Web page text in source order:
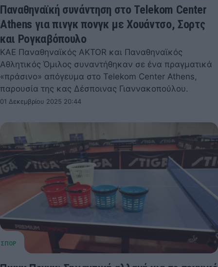
Παναθηναϊκή συνάντηση στο Telekom Center
Athens για πινγκ πονγκ με Χουάντσο, Σορτς
και Ρογκαβόπουλο
ΚΑΕ Παναθηναϊκός AKTOR και Παναθηναϊκός
Αθλητικός Όμιλος συναντήθηκαν σε ένα πραγματικά
«πράσινο» απόγευμα στο Telekom Center Athens,
παρουσία της κας Δέσποινας Γιαννακοπούλου.
01 Δεκεμβρίου 2025 20:44